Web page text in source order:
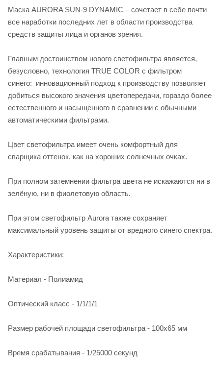
Маска AURORA SUN-9 DYNAMIC – сочетает в себе почти
все наработки последних лет в области производства
средств защиты лица и органов зрения.
Главным достоинством нового светофильтра является,
безусловно, технология TRUE COLOR с фильтром
синего: инновационный подход к производству позволяет
добиться высокого значения цветопередачи, гораздо более
естественного и насыщенного в сравнении с обычными
автоматическими фильтрами.
Цвет светофильтра имеет очень комфортный для
сварщика оттенок, как на хороших солнечных очках.
При полном затемнении фильтра цвета не искажаются ни в
зелёную, ни в фиолетовую область.
При этом светофильтр Aurora также сохраняет
максимальный уровень защиты от вредного синего спектра.
Характеристики:
Материал - Полиамид
Оптический класс - 1/1/1/1
Размер рабочей площади светофильтра - 100x65 мм
Время срабатывания - 1/25000 секунд